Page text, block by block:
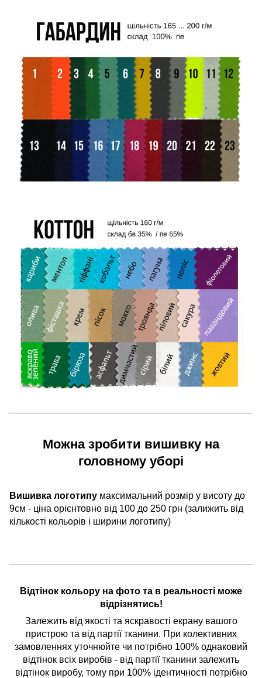
Можна зробити вишивку на
головному уборі
Вишивка логотипу максимальний розмір у висоту до
9см - ціна орієнтовно від 100 до 250 грн (залижить від
кількості кольорів і ширини логотипу)
Відтінок кольору на фото та в реальності може
відрізнятись!
Залежить від якості та яскравості екрану вашого
пристрою та від партії тканини. При колективних
замовленнях уточнюйте чи потрібно 100% однаковий
відтінок всіх виробів - від партії тканини залежить
відтінок виробу, тому при 100% ідентичності потрібно